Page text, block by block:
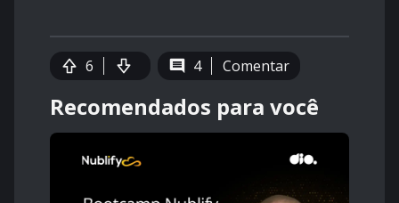
6 4 Comentar
Recomendados para você